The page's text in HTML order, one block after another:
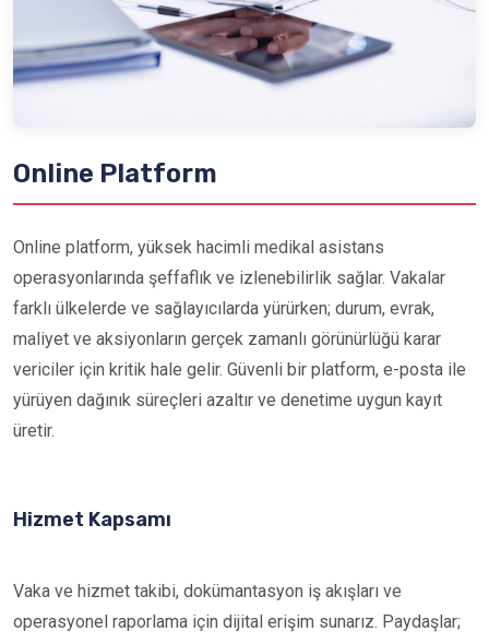
Online Platform
Online platform, yüksek hacimli medikal asistans
operasyonlarında şeffaflık ve izlenebilirlik sağlar. Vakalar
farklı ülkelerde ve sağlayıcılarda yürürken; durum, evrak,
maliyet ve aksiyonların gerçek zamanlı görünürlüğü karar
vericiler için kritik hale gelir. Güvenli bir platform, e-posta ile
yürüyen dağınık süreçleri azaltır ve denetime uygun kayıt
üretir.
Hizmet Kapsamı
Vaka ve hizmet takibi, dokümantasyon iş akışları ve
operasyonel raporlama için dijital erişim sunarız. Paydaşlar;